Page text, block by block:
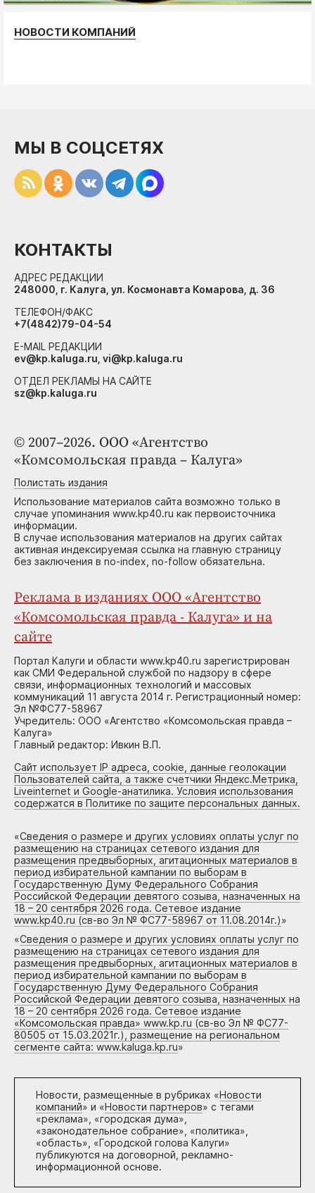
НОВОСТИ КОМПАНИЙ
© 2007–2026. ООО «Агентство
«Комсомольская правда – Калуга»
Полистать издания
Использование материалов сайта возможно только в
случае упоминания www.kp40.ru как первоисточника
информации.
В случае использования материалов на других сайтах
активная индексируемая ссылка на главную страницу
без заключения в no-index, no-follow обязательна.
Реклама в изданиях ООО «Агентство
«Комсомольская правда - Калуга» и на
сайте
Портал Калуги и области www.kp40.ru зарегистрирован
как СМИ Федеральной службой по надзору в сфере
связи, информационных технологий и массовых
коммуникаций 11 августа 2014 г. Регистрационный номер:
Эл №ФС77-58967
Учредитель: ООО «Агентство «Комсомольская правда –
Калуга»
Главный редактор: Ивкин В.П.
Сайт использует IP адреса, cookie, данные геолокации
Пользователей сайта, а также счетчики Яндекс.Метрика,
Liveinternet и Google-анатилика. Условия использования
содержатся в Политике по защите персональных данных.
«Сведения о размере и других условиях оплаты услуг по
размещению на страницах сетевого издания для
размещения предвыборных, агитационных материалов в
период избирательной кампании по выборам в
Государственную Думу Федерального Собрания
Российской Федерации девятого созыва, назначенных на
18 – 20 сентября 2026 года. Сетевое издание
www.kp40.ru (св-во Эл № ФС77-58967 от 11.08.2014г.)»
«Сведения о размере и других условиях оплаты услуг по
размещению на страницах сетевого издания для
размещения предвыборных, агитационных материалов в
период избирательной кампании по выборам в
Государственную Думу Федерального Собрания
Российской Федерации девятого созыва, назначенных на
18 – 20 сентября 2026 года. Сетевое издание
«Комсомольская правда» www.kp.ru (св-во Эл № ФС77-
80505 от 15.03.2021г.), размещение на региональном
сегменте сайта: www.kaluga.kp.ru»
Новости, размещенные в рубриках «Новости
компаний» и «Новости партнеров» с тегами
«реклама», «городская дума»,
«законодательное собрание», «политика»,
«область», «Городской голова Калуги»
публикуются на договорной, рекламно-
информационной основе.
МЫ В СОЦСЕТЯХ
КОНТАКТЫ
АДРЕС РЕДАКЦИИ
248000, г. Калуга, ул. Космонавта Комарова, д. 36
ТЕЛЕФОН/ФАКС
+7(4842)79-04-54
E-MAIL РЕДАКЦИИ
ev@kp.kaluga.ru, vi@kp.kaluga.ru
ОТДЕЛ РЕКЛАМЫ НА САЙТЕ
sz@kp.kaluga.ru